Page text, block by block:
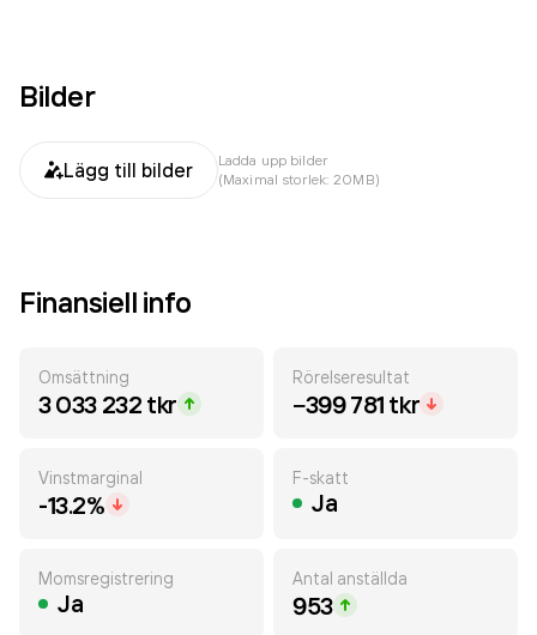
Bilder
Lägg till bilder
Ladda upp bilder
(Maximal storlek: 20MB)
Finansiell info
Omsättning
3 033 232 tkr
Rörelseresultat
−399 781 tkr
Vinstmarginal
-13.2%
F-skatt
Ja
Momsregistrering
Ja
Antal anställda
953